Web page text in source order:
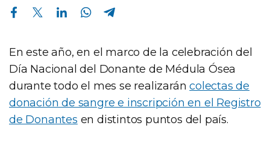
Compartir en Facebook Compartir en Twitter Compartir en Linkedin Compartir en Whatsapp
En este año, en el marco de la celebración del
Día Nacional del Donante de Médula Ósea
durante todo el mes se realizaráncolectas de
donación de sangre e inscripción en el Registro
de Donantes en distintos puntos del país.